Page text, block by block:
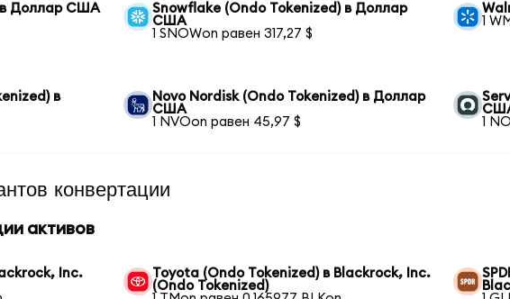
в Доллар США
Snowflake (Ondo Tokenized) в Доллар
США
1 SNOWon равен 317,27 $
1
в
Novo Nordisk (Ondo Tokenized) в Доллар
США
1 NVOon равен 45,97 $
1
конвертации
активов
Inc.
Toyota (Ondo Tokenized) в Blackrock, Inc.
(Ondo Tokenized)